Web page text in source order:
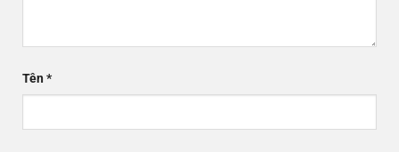
Tên*